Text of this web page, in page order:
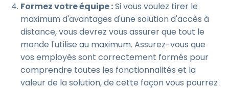
Formez votre équipe :Si vous voulez tirer le
maximum d'avantages d'une solution d'accès à
distance, vous devrez vous assurer que tout le
monde l'utilise au maximum. Assurez-vous que
vos employés sont correctement formés pour
comprendre toutes les fonctionnalités et la
valeur de la solution, de cette façon vous pourrez